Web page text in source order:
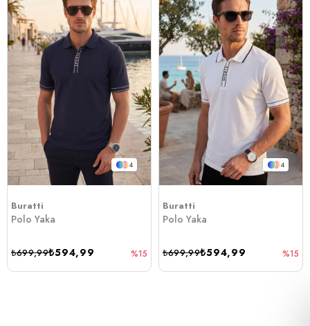
4
Buratti
Polo Yaka
₺594,99
₺699,99 %15
4
Buratti
Polo Yaka
₺594,99
₺699,99 %15